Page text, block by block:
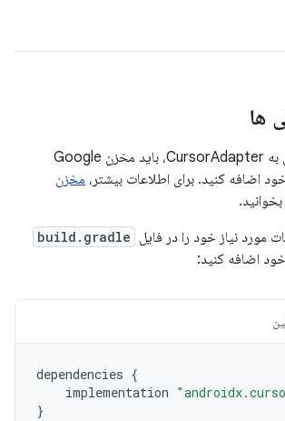
ها
برای افزودن وابستگی به CursorAdapter، باید مخزن Google
مخزن
بخوانید.
مورد نیاز خود را در فایل build.gradle
خود اضافه کنید:
dependencies {
implementation
}